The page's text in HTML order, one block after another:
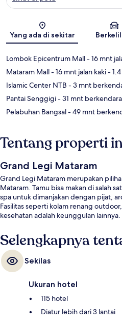
Yang ada di sekitar
Lombok Epicentrum Mall- 16 mnt
Mataram Mall- 16 mnt jalan kaki-
Islamic Center NTB - 3 mnt
Pantai Senggigi- 31 mnt berkendara
Pelabuhan Bangsal- 49 mnt
Tentang properti
Grand Legi Mataram
Grand Legi Mataram merupakan
Mataram. Tamu bisa makan di salah
spa untuk dimanjakan dengan pijat,
Fasilitas seperti kolam renang
kesehatan adalah keunggulan lainnya.
Selengkapnya
Sekilas
Ukuran hotel
115 hotel
Diatur lebih dari 3 lantai